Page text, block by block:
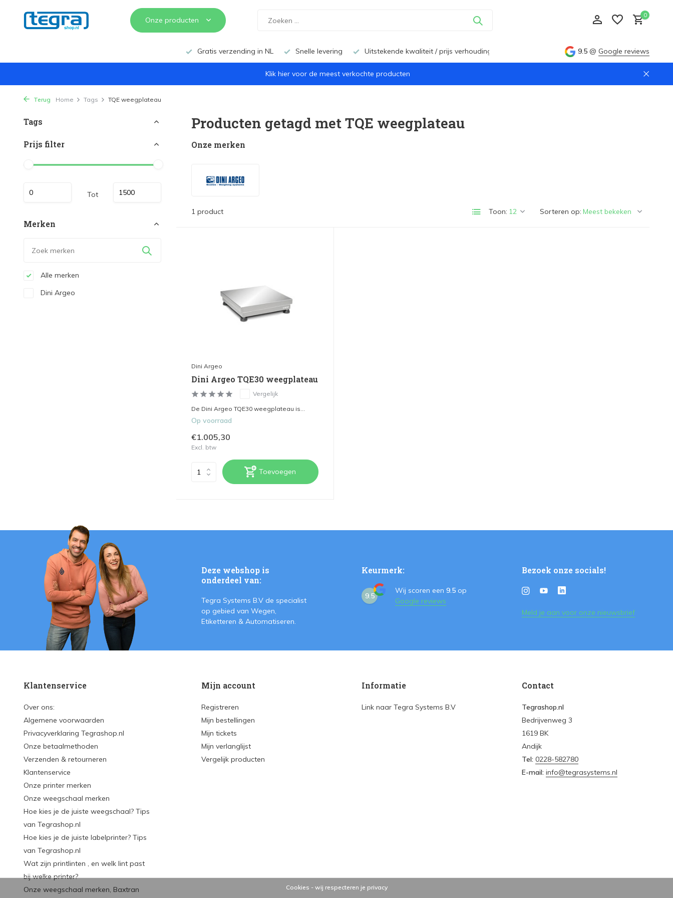
Onze producten
0
Gratis verzending in NL Snelle levering Uitstekende kwaliteit / prijs verhouding 9.5 @ Google reviews
Klik hier voor de meest verkochte producten
Terug Home Tags TQE weegplateau
Tags
Prijs filter
Tot
Merken
Alle merken
Dini Argeo
Producten getagd met TQE weegplateau
Onze merken
1 product Toon: Sorteren op:
Dini Argeo
Dini Argeo TQE30 weegplateau
Vergelijk
De Dini Argeo TQE30 weegplateau is...
Op voorraad
€1.005,30
Excl. btw
Toevoegen
Deze webshop is
onderdeel van:
Tegra Systems B.V de specialist
op gebied van Wegen,
Etiketteren & Automatiseren.
Keurmerk:
9.5
Wij scoren een 9.5 op
Google reviews
Bezoek onze socials!
Meld je aan voor onze nieuwsbrief
Klantenservice
Over ons:
Algemene voorwaarden
Privacyverklaring Tegrashop.nl
Onze betaalmethoden
Verzenden & retourneren
Klantenservice
Onze printer merken
Onze weegschaal merken
Hoe kies je de juiste weegschaal? Tips
van Tegrashop.nl
Hoe kies je de juiste labelprinter? Tips
van Tegrashop.nl
Wat zijn printlinten , en welk lint past
bij welke printer?
Onze weegschaal merken, Baxtran
Mijn account
Registreren
Mijn bestellingen
Mijn tickets
Mijn verlanglijst
Vergelijk producten
Informatie
Link naar Tegra Systems B.V
Contact
Tegrashop.nl
Bedrijvenweg 3
1619 BK
Andijk
Tel: 0228-582780
E-mail: info@tegrasystems.nl
Cookies - wij respecteren je privacy